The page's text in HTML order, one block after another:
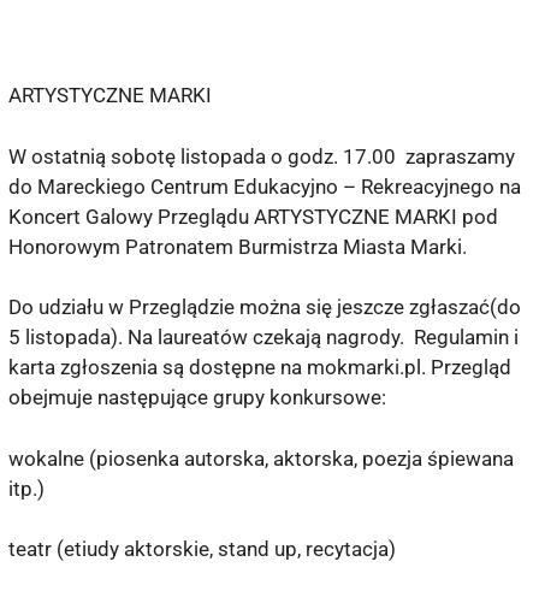
ARTYSTYCZNE MARKI
W ostatnią sobotę listopada o godz. 17.00 zapraszamy
do Mareckiego Centrum Edukacyjno – Rekreacyjnego na
Koncert Galowy Przeglądu ARTYSTYCZNE MARKI pod
Honorowym Patronatem Burmistrza Miasta Marki.
Do udziału w Przeglądzie można się jeszcze zgłaszać(do
5 listopada). Na laureatów czekają nagrody. Regulamin i
karta zgłoszenia są dostępne na mokmarki.pl. Przegląd
obejmuje następujące grupy konkursowe:
wokalne (piosenka autorska, aktorska, poezja śpiewana
itp.)
teatr (etiudy aktorskie, stand up, recytacja)